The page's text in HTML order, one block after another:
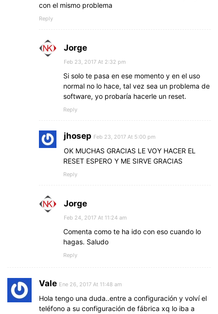
con el mismo problema
Reply
Jorge
Feb 23, 2017 At 2:32 pm
Si solo te pasa en ese momento y en el uso
normal no lo hace, tal vez sea un problema de
software, yo probaría hacerle un reset.
Reply
jhosep Feb 23, 2017 At 5:00 pm
OK MUCHAS GRACIAS LE VOY HACER EL
RESET ESPERO Y ME SIRVE GRACIAS
Reply
Jorge
Feb 24, 2017 At 11:24 am
Comenta como te ha ido con eso cuando lo
hagas. Saludo
Reply
Vale Ene 26, 2017 At 11:48 am
Hola tengo una duda..entre a configuración y volví el
teléfono a su configuración de fábrica xq lo iba a